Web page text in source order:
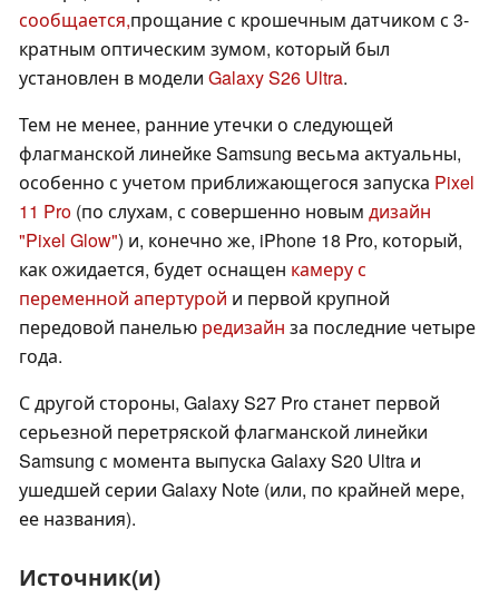
сообщается,прощание с крошечным датчиком с 3-
кратным оптическим зумом, который был
установлен в модели Galaxy S26 Ultra.
Тем не менее, ранние утечки о следующей
флагманской линейке Samsung весьма актуальны,
особенно с учетом приближающегося запуска Pixel
11 Pro (по слухам, с совершенно новым дизайн
"Pixel Glow") и, конечно же, iPhone 18 Pro, который,
как ожидается, будет оснащен камеру с
переменной апертурой и первой крупной
передовой панелью редизайн за последние четыре
года.
С другой стороны, Galaxy S27 Pro станет первой
серьезной перетряской флагманской линейки
Samsung с момента выпуска Galaxy S20 Ultra и
ушедшей серии Galaxy Note (или, по крайней мере,
ее названия).
Источник(и)